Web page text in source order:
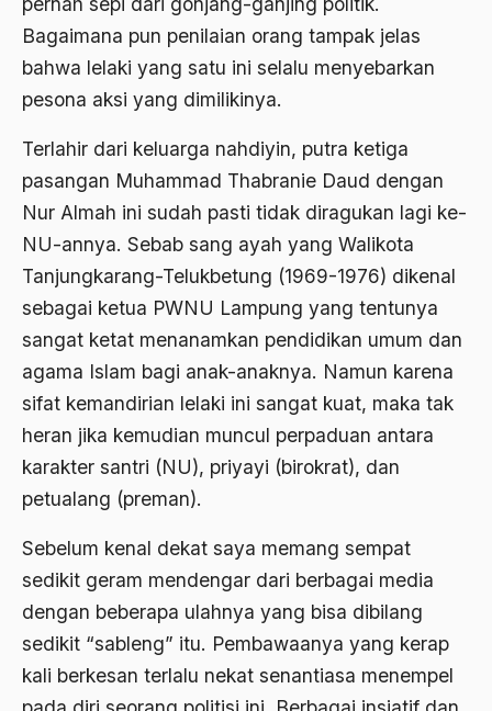
Bagaimana pun penilaian orang tampak jelas
bahwa lelaki yang satu ini selalu menyebarkan
pesona aksi yang dimilikinya.
Terlahir dari keluarga nahdiyin, putra ketiga
pasangan Muhammad Thabranie Daud dengan
Nur Almah ini sudah pasti tidak diragukan lagi ke-
NU-annya. Sebab sang ayah yang Walikota
Tanjungkarang-Telukbetung (1969-1976) dikenal
sebagai ketua PWNU Lampung yang tentunya
sangat ketat menanamkan pendidikan umum dan
agama Islam bagi anak-anaknya. Namun karena
sifat kemandirian lelaki ini sangat kuat, maka tak
heran jika kemudian muncul perpaduan antara
karakter santri (NU), priyayi (birokrat), dan
petualang (preman).
Sebelum kenal dekat saya memang sempat
sedikit geram mendengar dari berbagai media
dengan beberapa ulahnya yang bisa dibilang
sedikit “sableng” itu. Pembawaanya yang kerap
kali berkesan terlalu nekat senantiasa menempel
1978
1976
1975
1974
1973
1971
Afiliasi Kultural
Afrika
Afrika utara
agama
Agama Asli
Agama Asli Indonesia
Agama dan Negara
Agama dan negaraa
Agama dan Pemerintah
Agama dan Politik
Agama di Asia
agama elitis
Agama Hukum